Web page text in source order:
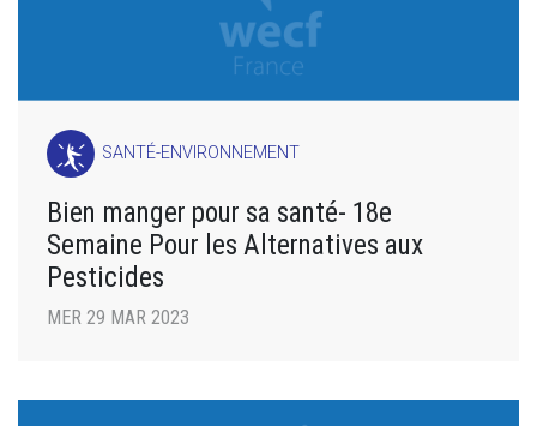
SANTÉ-ENVIRONNEMENT
Bien manger pour sa santé- 18e
Semaine Pour les Alternatives aux
Pesticides
MER 29 MAR 2023